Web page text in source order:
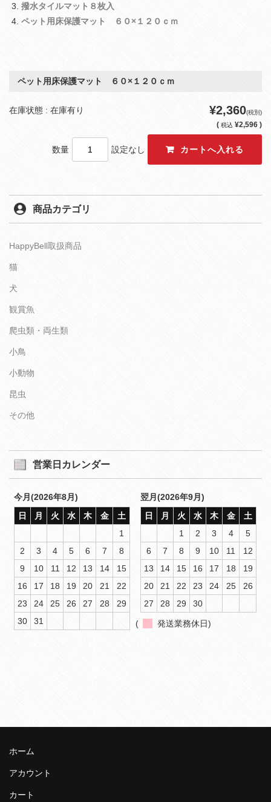
撥水タイルマット８枚入
ペット用床保護マット ６０×１２０ｃｍ
ペット用床保護マット ６０×１２０ｃｍ
在庫状態 : 在庫有り ¥2,360(税別)
( 税込 ¥2,596 )
数量 設定なし
商品カテゴリ
HappyBell取扱商品
猫
犬
観賞魚
爬虫類・両生類
小鳥
小動物
昆虫
その他
営業日カレンダー
今月(2026年8月)
日
月 火 水 木 金
土
1
2
3 4 5 6 7
8
9
10 11 12 13 14
15
16
17 18 19 20 21
22
23
24 25 26 27 28
29
30
31
翌月(2026年9月)
日
月 火 水 木 金
土
1
2 3 4
5
6
7 8 9 10 11
12
13
14 15 16 17 18
19
20
21 22 23 24 25
26
27
28 29 30
( 発送業務休日)
ホーム
アカウント
カート